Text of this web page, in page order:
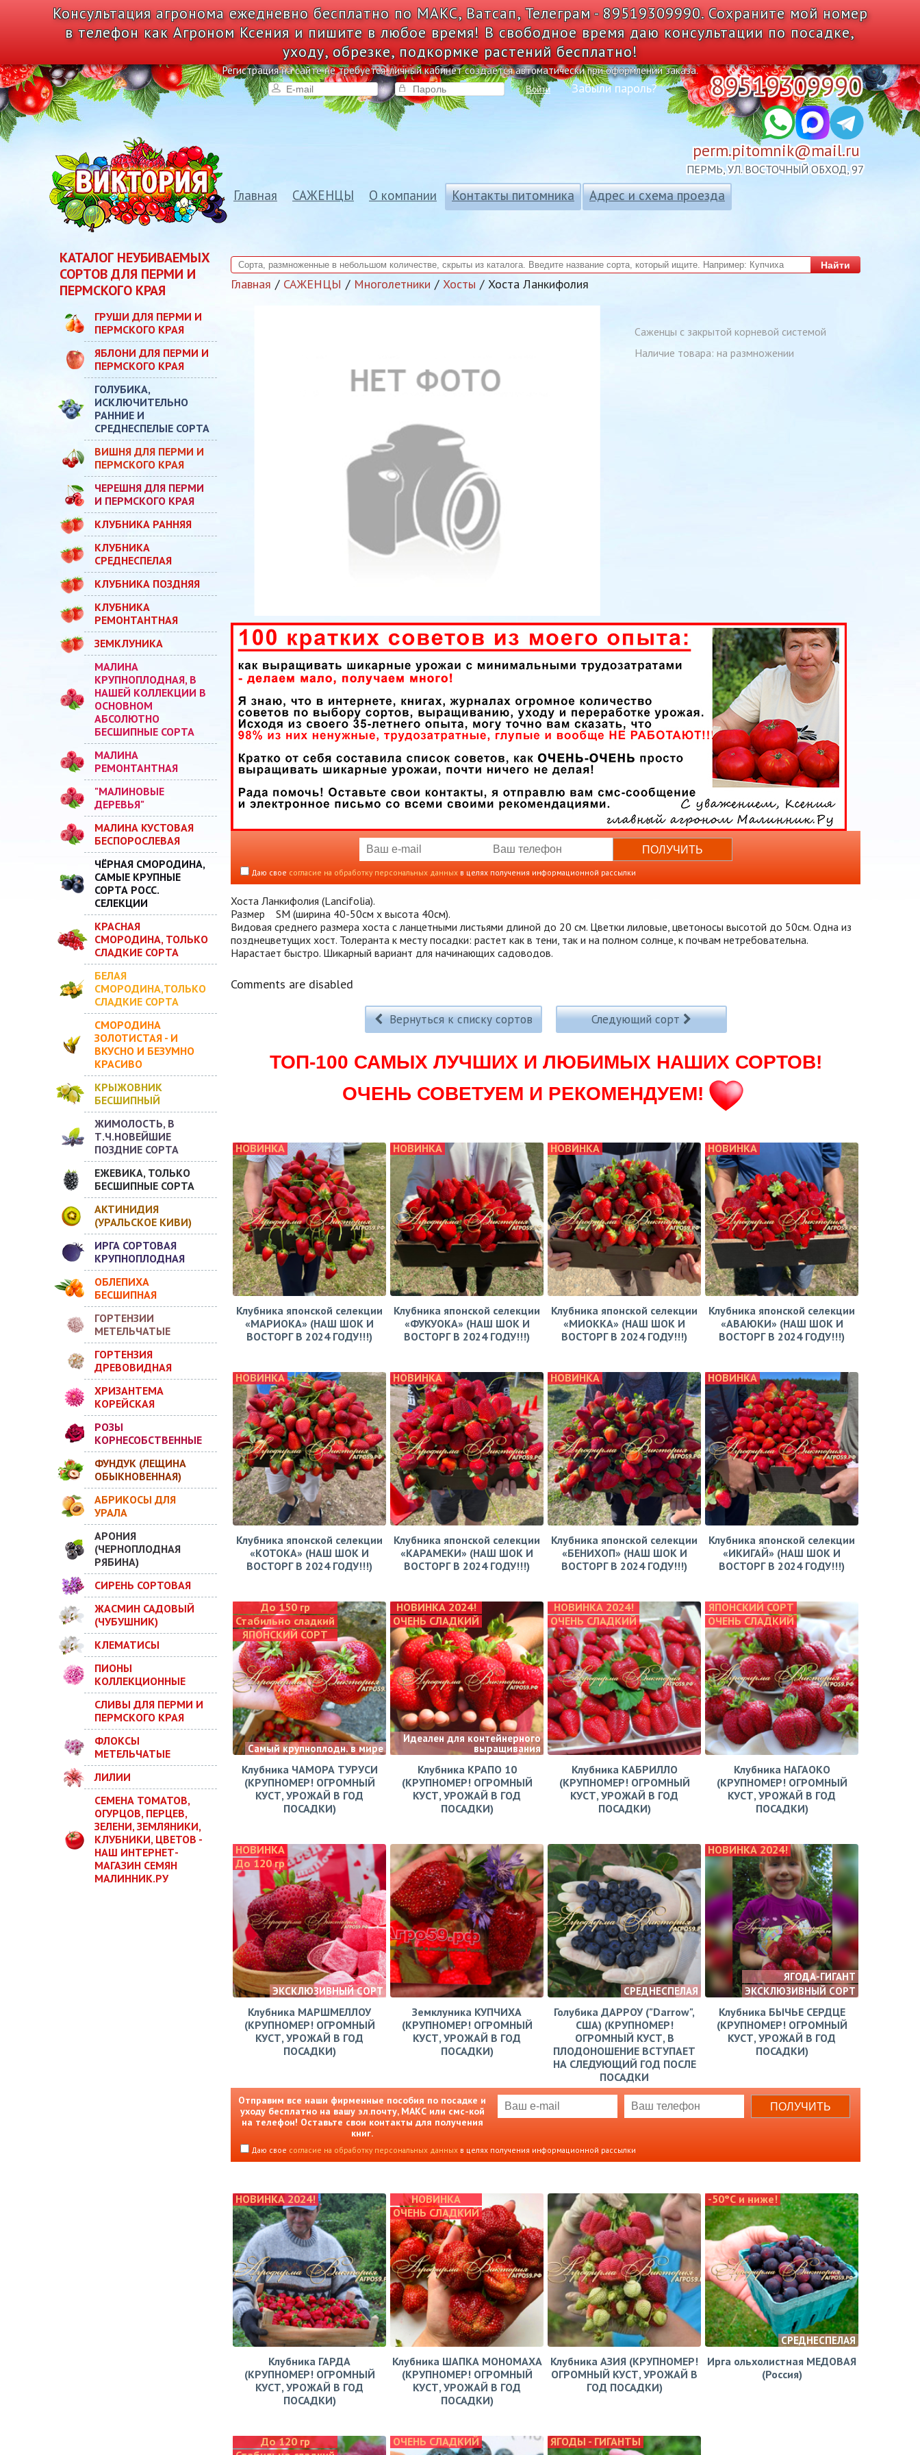
Консультация агронома ежедневно бесплатно по МАКС, Ватсап, Телеграм - 89519309990. Сохраните мой номер
в телефон как Агроном Ксения и пишите в любое время! В свободное время даю консультации по посадке,
уходу, обрезке, подкормке растений бесплатно!
Регистрация на сайте не требуется, личный кабинет создается автоматически при оформлении заказа.
Войти Забыли пароль?
Найти
89519309990
perm.pitomnik@mail.ru
ПЕРМЬ, УЛ. ВОСТОЧНЫЙ ОБХОД, 97
Главная САЖЕНЦЫ О компании Контакты питомника Адрес и схема проезда
КАТАЛОГ НЕУБИВАЕМЫХ
СОРТОВ ДЛЯ ПЕРМИ И
ПЕРМСКОГО КРАЯ
ГРУШИ ДЛЯ ПЕРМИ И
ПЕРМСКОГО КРАЯ
ЯБЛОНИ ДЛЯ ПЕРМИ И
ПЕРМСКОГО КРАЯ
ГОЛУБИКА,
ИСКЛЮЧИТЕЛЬНО
РАННИЕ И
СРЕДНЕСПЕЛЫЕ СОРТА
ВИШНЯ ДЛЯ ПЕРМИ И
ПЕРМСКОГО КРАЯ
ЧЕРЕШНЯ ДЛЯ ПЕРМИ
И ПЕРМСКОГО КРАЯ
КЛУБНИКА РАННЯЯ
КЛУБНИКА
СРЕДНЕСПЕЛАЯ
КЛУБНИКА ПОЗДНЯЯ
КЛУБНИКА
РЕМОНТАНТНАЯ
ЗЕМКЛУНИКА
МАЛИНА
КРУПНОПЛОДНАЯ, В
НАШЕЙ КОЛЛЕКЦИИ В
ОСНОВНОМ
АБСОЛЮТНО
БЕСШИПНЫЕ СОРТА
МАЛИНА
РЕМОНТАНТНАЯ
"МАЛИНОВЫЕ
ДЕРЕВЬЯ"
МАЛИНА КУСТОВАЯ
БЕСПОРОСЛЕВАЯ
ЧЁРНАЯ СМОРОДИНА,
САМЫЕ КРУПНЫЕ
СОРТА РОСС.
СЕЛЕКЦИИ
КРАСНАЯ
СМОРОДИНА, ТОЛЬКО
СЛАДКИЕ СОРТА
БЕЛАЯ
СМОРОДИНА,ТОЛЬКО
СЛАДКИЕ СОРТА
СМОРОДИНА
ЗОЛОТИСТАЯ - И
ВКУСНО И БЕЗУМНО
КРАСИВО
КРЫЖОВНИК
БЕСШИПНЫЙ
ЖИМОЛОСТЬ, В
Т.Ч.НОВЕЙШИЕ
ПОЗДНИЕ СОРТА
ЕЖЕВИКА, ТОЛЬКО
БЕСШИПНЫЕ СОРТА
АКТИНИДИЯ
(УРАЛЬСКОЕ КИВИ)
ИРГА СОРТОВАЯ
КРУПНОПЛОДНАЯ
ОБЛЕПИХА
БЕСШИПНАЯ
ГОРТЕНЗИИ
МЕТЕЛЬЧАТЫЕ
ГОРТЕНЗИЯ
ДРЕВОВИДНАЯ
ХРИЗАНТЕМА
КОРЕЙСКАЯ
РОЗЫ
КОРНЕСОБСТВЕННЫЕ
ФУНДУК (ЛЕЩИНА
ОБЫКНОВЕННАЯ)
АБРИКОСЫ ДЛЯ
УРАЛА
АРОНИЯ
(ЧЕРНОПЛОДНАЯ
РЯБИНА)
СИРЕНЬ СОРТОВАЯ
ЖАСМИН САДОВЫЙ
(ЧУБУШНИК)
КЛЕМАТИСЫ
ПИОНЫ
КОЛЛЕКЦИОННЫЕ
СЛИВЫ ДЛЯ ПЕРМИ И
ПЕРМСКОГО КРАЯ
ФЛОКСЫ
МЕТЕЛЬЧАТЫЕ
ЛИЛИИ
СЕМЕНА ТОМАТОВ,
ОГУРЦОВ, ПЕРЦЕВ,
ЗЕЛЕНИ, ЗЕМЛЯНИКИ,
КЛУБНИКИ, ЦВЕТОВ -
НАШ ИНТЕРНЕТ-
МАГАЗИН СЕМЯН
МАЛИННИК.РУ
Главная САЖЕНЦЫ Многолетники Хосты Хоста Ланкифолия
Саженцы с закрытой корневой системой
Наличие товара: на размножении
Даю свое согласие на обработку персональных данных в целях получения информационной рассылки
Хоста Ланкифолия (Lancifolia).
Размер SM (ширина 40-50см х высота 40см).
Видовая среднего размера хоста с ланцетными листьями длиной до 20 см. Цветки лиловые, цветоносы высотой до 50см. Одна из
позднецветущих хост. Толеранта к месту посадки: растет как в тени, так и на полном солнце, к почвам нетребовательна.
Нарастает быстро. Шикарный вариант для начинающих садоводов.
Comments are disabled
Вернуться к списку сортов Следующий сорт
ТОП-100 САМЫХ ЛУЧШИХ И ЛЮБИМЫХ НАШИХ СОРТОВ!
ОЧЕНЬ СОВЕТУЕМ И РЕКОМЕНДУЕМ!
НОВИНКА
Клубника японской селекции
«МАРИОКА» (НАШ ШОК И
ВОСТОРГ В 2024 ГОДУ!!!)
НОВИНКА
Клубника японской селекции
«ФУКУОКА» (НАШ ШОК И
ВОСТОРГ В 2024 ГОДУ!!!)
НОВИНКА
Клубника японской селекции
«МИОККА» (НАШ ШОК И
ВОСТОРГ В 2024 ГОДУ!!!)
НОВИНКА
Клубника японской селекции
«АВАЮКИ» (НАШ ШОК И
ВОСТОРГ В 2024 ГОДУ!!!)
НОВИНКА
Клубника японской селекции
«КОТОКА» (НАШ ШОК И
ВОСТОРГ В 2024 ГОДУ!!!)
НОВИНКА
Клубника японской селекции
«КАРАМЕКИ» (НАШ ШОК И
ВОСТОРГ В 2024 ГОДУ!!!)
НОВИНКА
Клубника японской селекции
«БЕНИХОП» (НАШ ШОК И
ВОСТОРГ В 2024 ГОДУ!!!)
НОВИНКА
Клубника японской селекции
«ИКИГАЙ» (НАШ ШОК И
ВОСТОРГ В 2024 ГОДУ!!!)
До 150 гр
Стабильно сладкий
ЯПОНСКИЙ СОРТ
Самый крупноплодн. в мире
Клубника ЧАМОРА ТУРУСИ
(КРУПНОМЕР! ОГРОМНЫЙ
КУСТ, УРОЖАЙ В ГОД
ПОСАДКИ)
НОВИНКА 2024!
ОЧЕНЬ СЛАДКИЙ
Идеален для контейнерного
выращивания
Клубника КРАПО 10
(КРУПНОМЕР! ОГРОМНЫЙ
КУСТ, УРОЖАЙ В ГОД
ПОСАДКИ)
НОВИНКА 2024!
ОЧЕНЬ СЛАДКИЙ
Клубника КАБРИЛЛО
(КРУПНОМЕР! ОГРОМНЫЙ
КУСТ, УРОЖАЙ В ГОД
ПОСАДКИ)
ЯПОНСКИЙ СОРТ
ОЧЕНЬ СЛАДКИЙ
Клубника НАГАОКО
(КРУПНОМЕР! ОГРОМНЫЙ
КУСТ, УРОЖАЙ В ГОД
ПОСАДКИ)
НОВИНКА
До 120 гр
ЭКСКЛЮЗИВНЫЙ СОРТ
Клубника МАРШМЕЛЛОУ
(КРУПНОМЕР! ОГРОМНЫЙ
КУСТ, УРОЖАЙ В ГОД
ПОСАДКИ)
Земклуника КУПЧИХА
(КРУПНОМЕР! ОГРОМНЫЙ
КУСТ, УРОЖАЙ В ГОД
ПОСАДКИ)
СРЕДНЕСПЕЛАЯ
Голубика ДАРРОУ ("Darrow",
США) (КРУПНОМЕР!
ОГРОМНЫЙ КУСТ, В
ПЛОДОНОШЕНИЕ ВСТУПАЕТ
НА СЛЕДУЮЩИЙ ГОД ПОСЛЕ
ПОСАДКИ
НОВИНКА 2024!
ЯГОДА-ГИГАНТ
ЭКСКЛЮЗИВНЫЙ СОРТ
Клубника БЫЧЬЕ СЕРДЦЕ
(КРУПНОМЕР! ОГРОМНЫЙ
КУСТ, УРОЖАЙ В ГОД
ПОСАДКИ)
Отправим все наши фирменные пособия по посадке и
уходу бесплатно на вашу эл.почту, МАКС или смс-кой
на телефон! Оставьте свои контакты для получения
книг.
Даю свое согласие на обработку персональных данных в целях получения информационной рассылки
НОВИНКА 2024!
Клубника ГАРДА
(КРУПНОМЕР! ОГРОМНЫЙ
КУСТ, УРОЖАЙ В ГОД
ПОСАДКИ)
НОВИНКА
ОЧЕНЬ СЛАДКИЙ
Клубника ШАПКА МОНОМАХА
(КРУПНОМЕР! ОГРОМНЫЙ
КУСТ, УРОЖАЙ В ГОД
ПОСАДКИ)
Клубника АЗИЯ (КРУПНОМЕР!
ОГРОМНЫЙ КУСТ, УРОЖАЙ В
ГОД ПОСАДКИ)
-50°С и ниже!
СРЕДНЕСПЕЛАЯ
Ирга ольхолистная МЕДОВАЯ
(Россия)
До 120 гр
ОЧЕНЬ СЛАДКИЙ ЯГОДЫ - ГИГАНТЫ